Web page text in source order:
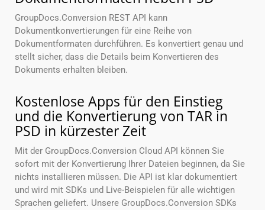
GroupDocs.Conversion REST API kann
Dokumentkonvertierungen für eine Reihe von
Dokumentformaten durchführen. Es konvertiert genau und
stellt sicher, dass die Details beim Konvertieren des
Dokuments erhalten bleiben.
Kostenlose Apps für den Einstieg
und die Konvertierung von TAR in
PSD in kürzester Zeit
Mit der GroupDocs.Conversion Cloud API können Sie
sofort mit der Konvertierung Ihrer Dateien beginnen, da Sie
nichts installieren müssen. Die API ist klar dokumentiert
und wird mit SDKs und Live-Beispielen für alle wichtigen
Sprachen geliefert. Unsere GroupDocs.Conversion SDKs